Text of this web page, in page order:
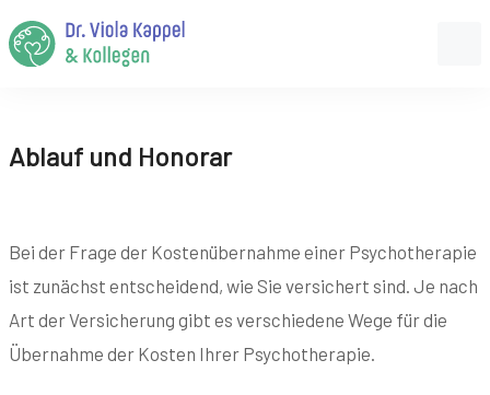
Ablauf und Honorar
Bei der Frage der Kostenübernahme einer Psychotherapie
ist zunächst entscheidend, wie Sie versichert sind. Je nach
Art der Versicherung gibt es verschiedene Wege für die
Übernahme der Kosten Ihrer Psychotherapie.